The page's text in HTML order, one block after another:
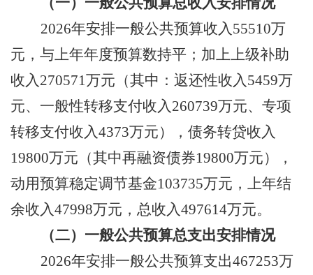
2026年安排一般公共预算收入55510万
元 ，与上年年度预算数持平； 加上上级补助
收入270571万元 （其中：返还性收入5459万
元、一般性转移支付收入260739万元、专项
转移支付收入4373万元） ， 债务转贷收入
19800万元（其中再融资债券19800万元）
，
动用预算稳定调节基金103735万元，上年结
余收入47998万元 ， 总收入497614万元。
（二）一般公共预算总支出安排情况
2026年安排一般公共预算支出467253万